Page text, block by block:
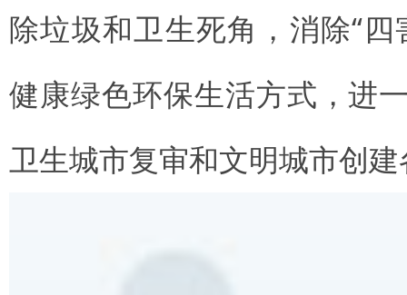
除垃圾和卫生死角，消除“
健康绿色环保生活方式，进
卫生城市复审和文明城市创